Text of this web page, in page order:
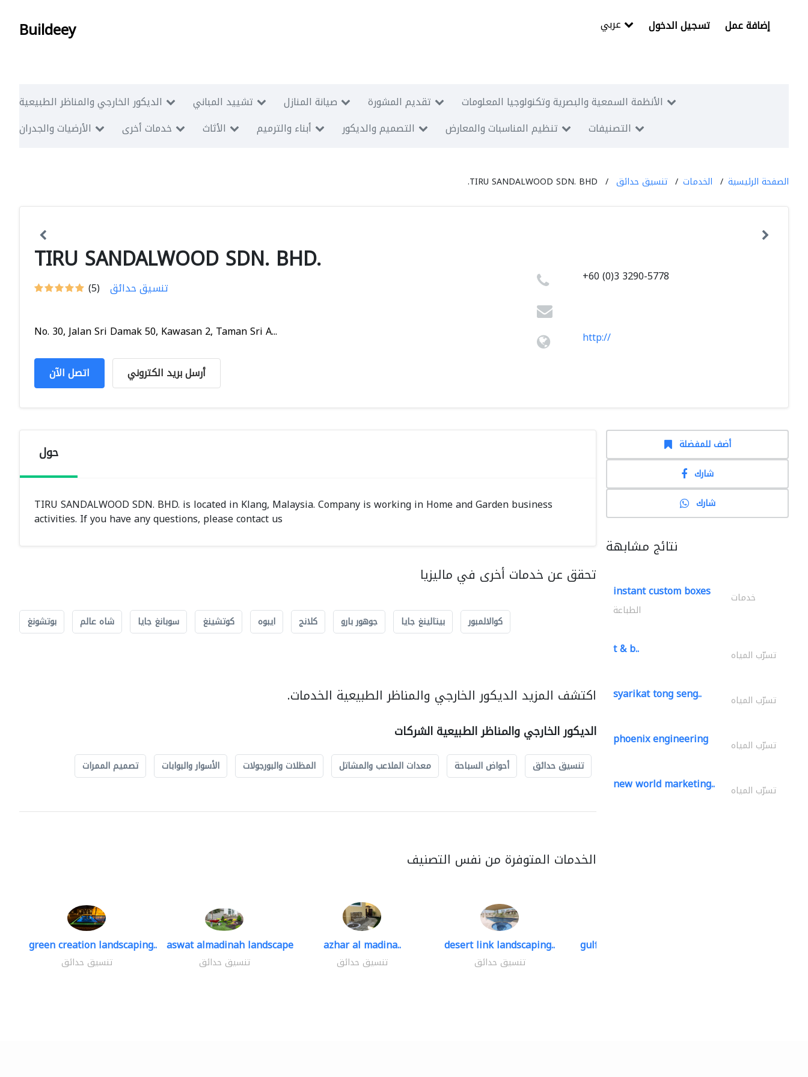
Buildeey تسجيل الدخول إضافة عمل
الديكور الخارجي والمناظر الطبيعية تشييد المباني صيانة المنازل تقديم المشورة
الأنظمة السمعية والبصرية وتكنولوجيا المعلومات
الأرضيات والجدران
خدمات أخرى الأثاث أبناء والترميم التصميم والديكور تنظيم المناسبات والمعارض التصنيفات
الصفحة الرئيسية الخدمات تنسيق حدائق TIRU SANDALWOOD SDN. BHD.
TIRU SANDALWOOD SDN. BHD.
(5) تنسيق حدائق
No. 30, Jalan Sri Damak 50, Kawasan 2, Taman Sri A...
اتصل الآن أرسل بريد الكتروني
+60 (0)3 3290-5778
http://
حول
TIRU SANDALWOOD SDN. BHD. is located in Klang, Malaysia. Company is working in Home and Garden business
activities. If you have any questions, please contact us
تحقق عن خدمات أخرى في ماليزيا
كوالالمبور بيتالينغ جايا جوهور بارو كلانج ايبوه كوتشينغ سوبانغ جايا شاه عالم بوتشونغ
اكتشف المزيد الديكور الخارجي والمناظر الطبيعية الخدمات.
الديكور الخارجي والمناظر الطبيعية الشركات
تنسيق حدائق أحواض السباحة معدات الملاعب والمشاتل المظلات والبورجولات الأسوار والبوابات تصميم الممرات
الخدمات المتوفرة من نفس التصنيف
green creation landscaping..
تنسيق حدائق
aswat almadinah landscape
تنسيق حدائق
azhar al madina..
تنسيق حدائق
desert link landscaping..
تنسيق حدائق
gulf-gardens lanscape llc
أضف للمفضلة
شارك
شارك
نتائج مشابهة
instant custom boxes خدمات
الطباعة
t & b.. تسرّب المياه
syarikat tong seng.. تسرّب المياه
phoenix engineering تسرّب المياه
new world marketing.. تسرّب المياه